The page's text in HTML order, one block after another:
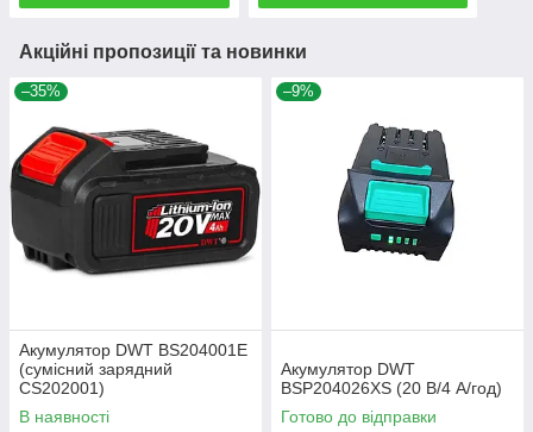
Акційні пропозиції та новинки
–35%
Акумулятор DWT BS204001E
(сумісний зарядний
CS202001)
В наявності
–9%
Акумулятор DWT
BSP204026XS (20 В/4 А/год)
Готово до відправки